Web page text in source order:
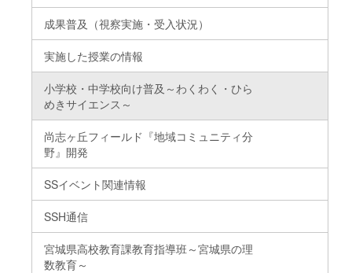
成果普及（視察実施・受入状況）
実施した授業の情報
小学校・中学校向け普及～わくわく・ひら
めきサイエンス～
尚志ヶ丘フィールド『地域コミュニティ分
野』開発
SSイベント関連情報
SSH通信
宮城県高校教育課教育指導班～宮城県の理
数教育～